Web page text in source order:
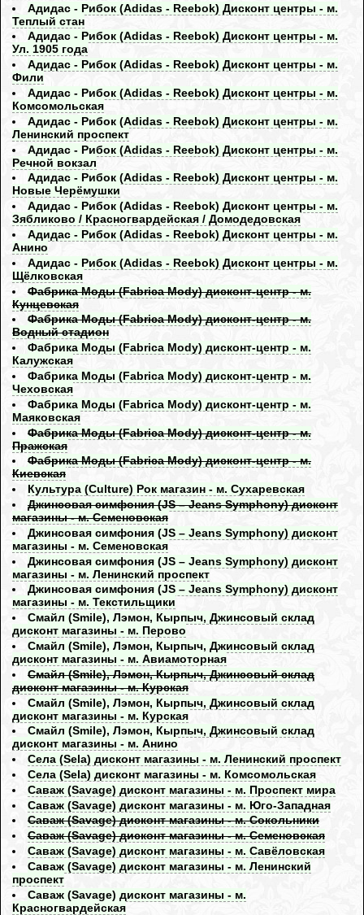
Адидас - Рибок (Adidas - Reebok) Дисконт центры - м.
Теплый стан
Адидас - Рибок (Adidas - Reebok) Дисконт центры - м.
Ул. 1905 года
Адидас - Рибок (Adidas - Reebok) Дисконт центры - м.
Фили
Адидас - Рибок (Adidas - Reebok) Дисконт центры - м.
Комсомольская
Адидас - Рибок (Adidas - Reebok) Дисконт центры - м.
Ленинский проспект
Адидас - Рибок (Adidas - Reebok) Дисконт центры - м.
Речной вокзал
Адидас - Рибок (Adidas - Reebok) Дисконт центры - м.
Новые Черёмушки
Адидас - Рибок (Adidas - Reebok) Дисконт центры - м.
Зябликово / Красногвардейская / Домодедовская
Адидас - Рибок (Adidas - Reebok) Дисконт центры - м.
Анино
Адидас - Рибок (Adidas - Reebok) Дисконт центры - м.
Щёлковская
Фабрика Моды (Fabrica Mody) дисконт-центр - м.
Кунцевская
Фабрика Моды (Fabrica Mody) дисконт-центр - м.
Водный стадион
Фабрика Моды (Fabrica Mody) дисконт-центр - м.
Калужская
Фабрика Моды (Fabrica Mody) дисконт-центр - м.
Чеховская
Фабрика Моды (Fabrica Mody) дисконт-центр - м.
Маяковская
Фабрика Моды (Fabrica Mody) дисконт-центр - м.
Пражская
Фабрика Моды (Fabrica Mody) дисконт-центр - м.
Киевская
Культура (Culture) Рок магазин - м. Сухаревская
Джинсовая симфония (JS – Jeans Symphony) дисконт
магазины - м. Семеновская
Джинсовая симфония (JS – Jeans Symphony) дисконт
магазины - м. Семеновская
Джинсовая симфония (JS – Jeans Symphony) дисконт
магазины - м. Ленинский проспект
Джинсовая симфония (JS – Jeans Symphony) дисконт
магазины - м. Текстильщики
Смайл (Smile), Лэмон, Кырпыч, Джинсовый склад
дисконт магазины - м. Перово
Смайл (Smile), Лэмон, Кырпыч, Джинсовый склад
дисконт магазины - м. Авиамоторная
Смайл (Smile), Лэмон, Кырпыч, Джинсовый склад
дисконт магазины - м. Курская
Смайл (Smile), Лэмон, Кырпыч, Джинсовый склад
дисконт магазины - м. Курская
Смайл (Smile), Лэмон, Кырпыч, Джинсовый склад
дисконт магазины - м. Анино
Села (Sela) дисконт магазины - м. Ленинский проспект
Села (Sela) дисконт магазины - м. Комсомольская
Саваж (Savage) дисконт магазины - м. Проспект мира
Саваж (Savage) дисконт магазины - м. Юго-Западная
Саваж (Savage) дисконт магазины - м. Сокольники
Саваж (Savage) дисконт магазины - м. Семеновская
Саваж (Savage) дисконт магазины - м. Савёловская
Саваж (Savage) дисконт магазины - м. Ленинский
проспект
Саваж (Savage) дисконт магазины - м.
Красногвардейская